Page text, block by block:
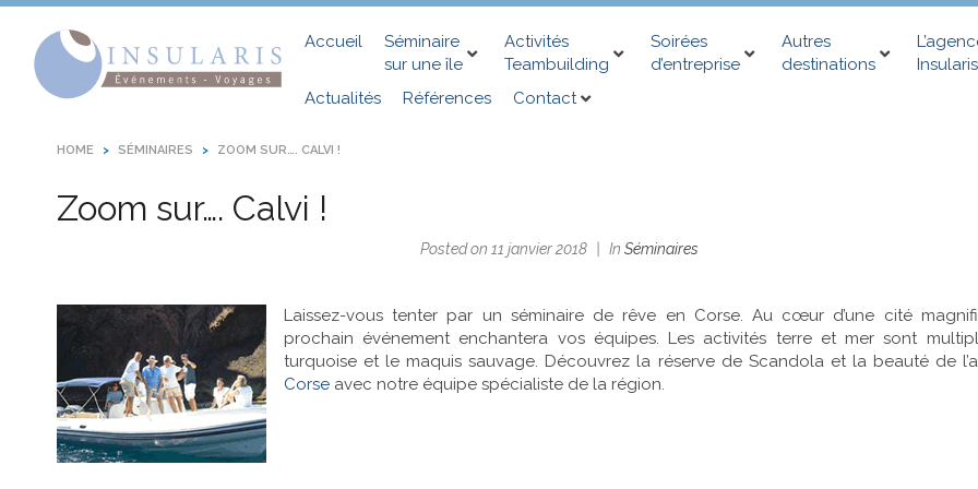
Accueil
Séminaire
sur une île
Activités
Teambuilding
Soirées
d’entreprise
Autres
destinations
Insularis
Actualités
Références Contact
HOME SÉMINAIRES ZOOM SUR…. CALVI !
Zoom sur…. Calvi !
Posted on 11 janvier 2018 In Séminaires
Laissez-vous tenter par un séminaire de rêve en Corse. Au cœur d’une cité
prochain événement enchantera vos équipes. Les activités terre et mer sont
turquoise et le maquis sauvage. Découvrez la réserve de Scandola et la beauté de
Corse avec notre équipe spécialiste de la région.